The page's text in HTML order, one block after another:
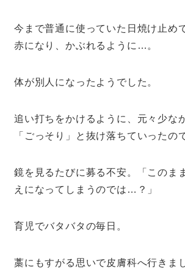
今まで普通に使っていた日焼け止め
赤になり、かぶれるように…。
体が別人になったようでした。
追い打ちをかけるように、元々少な
「ごっそり」と抜け落ちていったの
鏡を見るたびに募る不安。「このま
えになってしまうのでは…？」
育児でバタバタの毎日。
藁にもすがる思いで皮膚科へ行きま